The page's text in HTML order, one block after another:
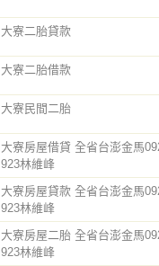
大寮二胎貸款
大寮二胎借款
大寮民間二胎
大寮房屋借貸 全省台澎金馬
923林維峰
大寮房屋貸款 全省台澎金馬
923林維峰
大寮房屋二胎 全省台澎金馬
923林維峰